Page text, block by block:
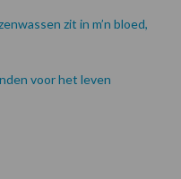
zit in m’n bloed,
voor het leven